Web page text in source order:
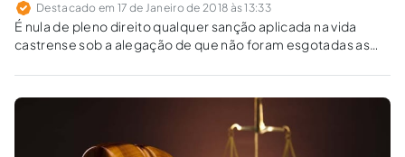
Destacado em 17 de Janeiro de 2018 às 13:33
É nula de pleno direito qualquer sanção aplicada na vida
castrense sob a alegação de que não foram esgotadas as
recorrer ao Judiciário.